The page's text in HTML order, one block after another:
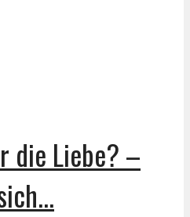
die Liebe? –